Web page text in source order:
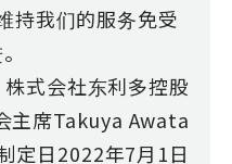
持我们的服务免受
株式会社东利多控股
主席Takuya Awata
定日2022年7月1日